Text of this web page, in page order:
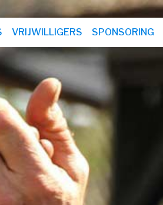
VRIJWILLIGERS SPONSORING